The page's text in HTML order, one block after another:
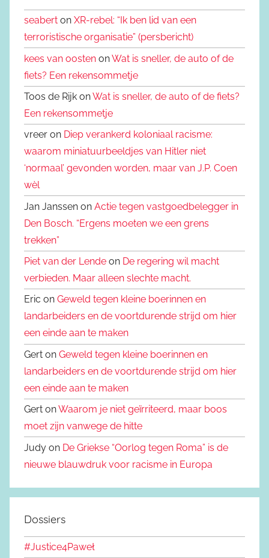
seabert on XR-rebel: “Ik ben lid van een
terroristische organisatie” (persbericht)
kees van oosten onWat is sneller, de auto of de
fiets? Een rekensommetje
Toos de Rijk onWat is sneller, de auto of de fiets?
Een rekensommetje
vreer on Diep verankerd koloniaal racisme:
waarom miniatuurbeeldjes van Hitler niet
‘normaal’ gevonden worden, maar van J.P. Coen
wèl
Jan Janssen on Actie tegen vastgoedbelegger in
Den Bosch. “Ergens moeten we een grens
trekken”
Piet van der Lende on De regering wil macht
verbieden. Maar alleen slechte macht.
Eric on Geweld tegen kleine boerinnen en
landarbeiders en de voortdurende strijd om hier
een einde aan te maken
Gert on Geweld tegen kleine boerinnen en
landarbeiders en de voortdurende strijd om hier
een einde aan te maken
Gert onWaarom je niet geïrriteerd, maar boos
moet zijn vanwege de hitte
Judy on De Griekse “Oorlog tegen Roma” is de
nieuwe blauwdruk voor racisme in Europa
Dossiers
#Justice4Paweł